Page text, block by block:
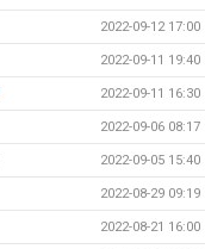
2022-09-12 17:00
2022-09-11 19:40
2022-09-11 16:30
2022-09-06 08:17
2022-09-05 15:40
2022-08-29 09:19
2022-08-21 16:00